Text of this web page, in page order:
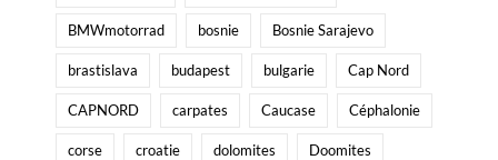
BMWmotorrad bosnie Bosnie Sarajevo
brastislava budapest bulgarie Cap Nord
CAPNORD carpates Caucase Céphalonie
corse croatie dolomites Doomites